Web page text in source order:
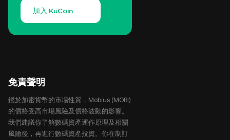
加入 KuCoin
免責聲明
鑑於加密貨幣的市場性質，Mobius (MOBI)
的價格受高市場風險及價格波動的影響。
我們建議你了解數碼資產運作原理及相關
風險後，再進行數碼資產投資。你在制訂